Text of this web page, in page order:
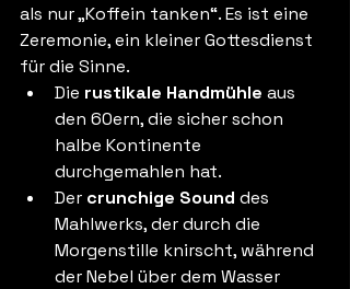
als nur „Koffein tanken“. Es ist eine
Zeremonie, ein kleiner Gottesdienst
für die Sinne.
Die rustikale Handmühle aus
den 60ern, die sicher schon
halbe Kontinente
durchgemahlen hat.
Der crunchige Sound des
Mahlwerks, der durch die
Morgenstille knirscht, während
der Nebel über dem Wasser